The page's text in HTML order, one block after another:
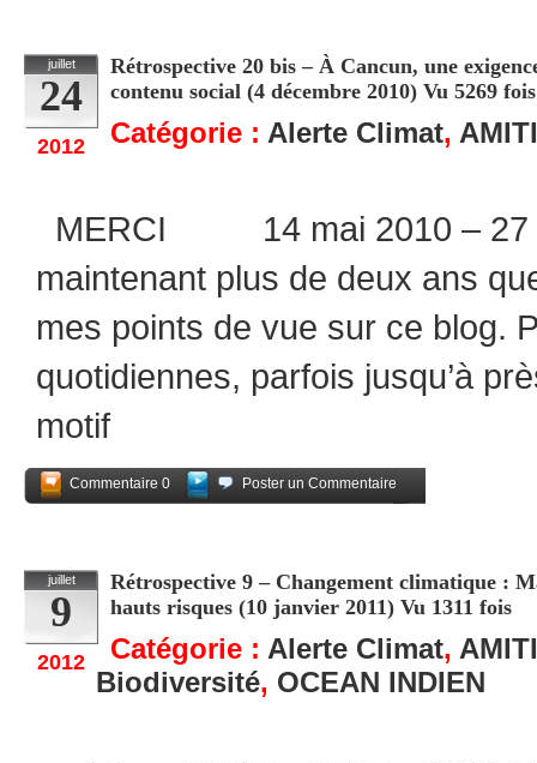
juillet
24
2012
Rétrospective 20 bis – À Cancun, une
contenu social (4 décembre 2010) Vu 5269 fois
Catégorie : Alerte Climat,
MERCI 14 mai 2010 – 27
maintenant plus de deux ans
mes points de vue sur ce blog.
quotidiennes, parfois jusqu’à
motif
Commentaire 0
Poster un Commentaire
juillet
9
2012
Rétrospective 9 – Changement climatique :
hauts risques (10 janvier 2011) Vu 1311 fois
Catégorie : Alerte Climat,
Biodiversité, OCEAN INDIEN